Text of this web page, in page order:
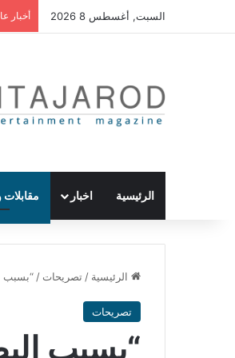
السبت, أغسطس 8 2026 أخبار
الرئيسية اخبار مقابلات
الرئيسية / تصريحات / “بسبب
تصريحات
“بسبب